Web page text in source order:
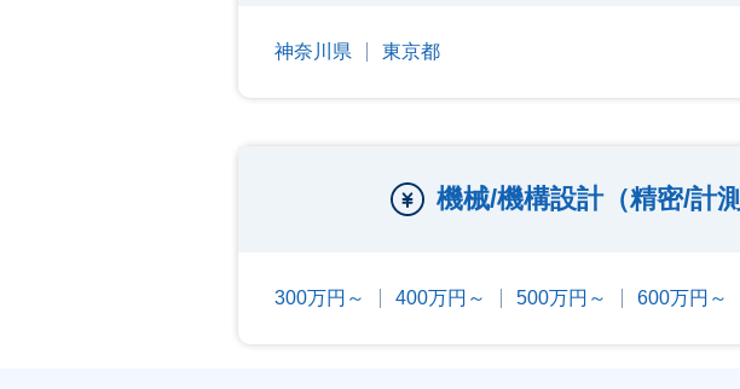
神奈川県 東京都
機械/機構設計（精密/計
300万円～ 400万円～ 500万円～ 600万円～